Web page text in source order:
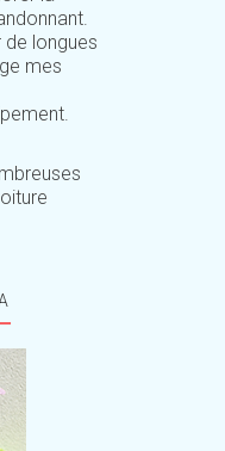
de longues
mes